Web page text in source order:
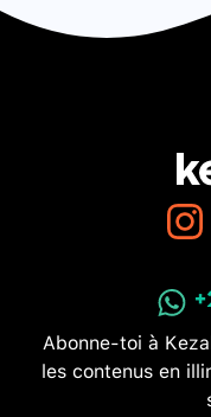
Abonne-toi à
les contenus en